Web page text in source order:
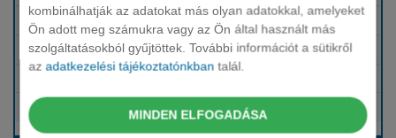
kombinálhatják az adatokat más olyan adatokkal, amelyeket
Ön adott meg számukra vagy az Ön által használt más
szolgáltatásokból gyűjtöttek. További információt a sütikről
azadatkezelési tájékoztatónkban talál.
MINDEN ELFOGADÁSA
Téli-nyári gumi Tartalmazza
Biztosítások (KGFB, Casco, GAP) Tartalmazza
Gépjármű- és cégautóadó
Tartalmazza